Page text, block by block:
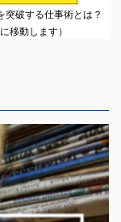
破する仕事術とは？
移動します）